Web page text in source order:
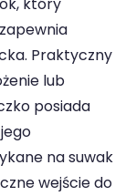
Praktyczny
lub
posiada
na suwak
wejście do